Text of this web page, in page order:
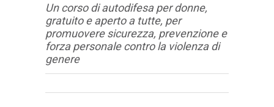
Un corso di autodifesa per donne,
gratuito e aperto a tutte, per
promuovere sicurezza, prevenzione e
forza personale contro la violenza di
genere
Articolo
Testo articolo principale